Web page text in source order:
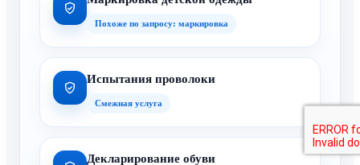
Похоже по запросу: маркировка
Испытания проволоки
Смежная услуга
Декларирование обуви